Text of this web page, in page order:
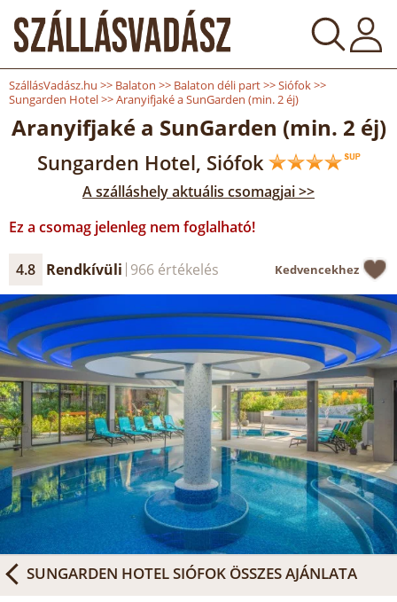
SzállásVadász.hu >> Balaton >> Balaton déli part>>Siófok>>
Sungarden Hotel>>Aranyifjaké a SunGarden (min. 2 éj)
Aranyifjaké a SunGarden (min. 2 éj)
Sungarden Hotel, Siófok
A szálláshely aktuális csomagjai >>
Ez a csomag jelenleg nem foglalható!
4.8 Rendkívüli 966 értékelés Kedvencekhez
SUNGARDEN HOTEL SIÓFOK ÖSSZES AJÁNLATA